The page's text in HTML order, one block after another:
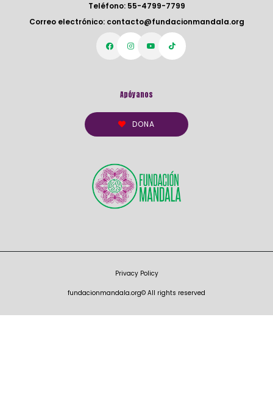
Teléfono: 55-4799-7799
Correo electrónico: contacto@fundacionmandala.org
Apóyanos
DONA
Privacy Policy
fundacionmandala.org© All rights reserved